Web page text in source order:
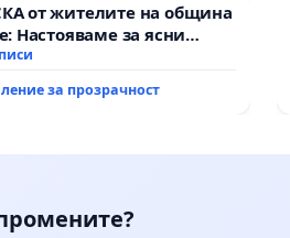
от жителите на община
Настояваме за ясни
от “Елаците-МЕД” АД и от
норми!
за прозрачност